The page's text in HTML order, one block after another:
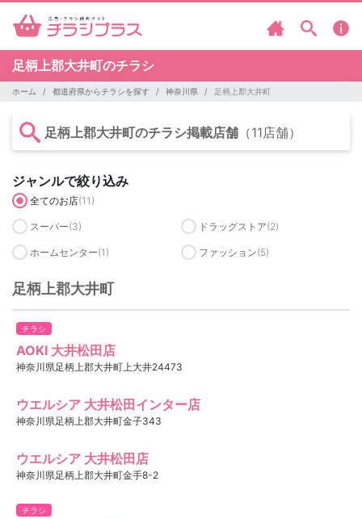
足柄上郡大井町のチラシ
ホーム 都道府県からチラシを探す 神奈川県 足柄上郡大井町
足柄上郡大井町のチラシ掲載店舗 （11店舗）
ジャンルで絞り込み
全てのお店(11)
スーパー(3) ドラッグストア(2)
ホームセンター(1) ファッション(5)
足柄上郡大井町
チラシ
AOKI 大井松田店
神奈川県足柄上郡大井町上大井24473
ウエルシア 大井松田インター店
神奈川県足柄上郡大井町金子343
ウエルシア 大井松田店
神奈川県足柄上郡大井町金手8-2
チラシ